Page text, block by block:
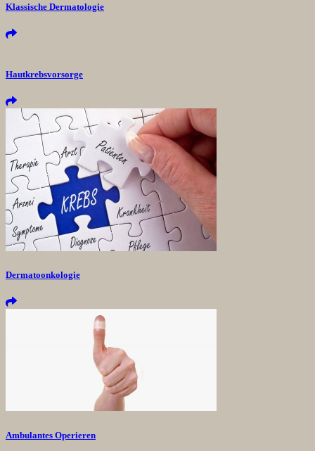
Klassische Dermatologie
Hautkrebsvorsorge
Dermatoonkologie
Ambulantes Operieren